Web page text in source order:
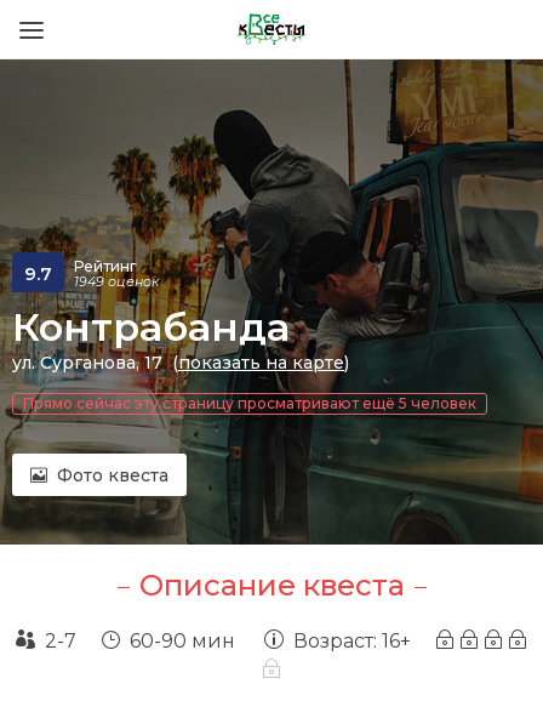
9.7 Рейтинг
1949 оценок
Контрабанда
ул. Сурганова, 17 (показать на карте)
Прямо сейчас эту страницу просматривают ещё 5 человек
Фото квеста
Описание квеста
2-7 60-90 мин Возраст: 16+